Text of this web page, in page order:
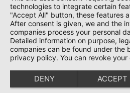
technologies to integrate certain
"Accept All" button, these features
After consent is given, we and the
companies process your personal
Detailed information on purpose,
companies can be found under the
privacy policy. You can revoke
DENY ACCEPT